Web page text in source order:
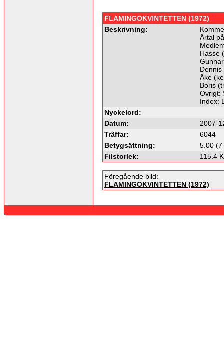
FLAMINGOKVINTETTEN (1972)
Beskrivning:
Årtal
Hasse
Åke
Boris
Övrigt:
Index:
Nyckelord:
Datum:
2007-
Träffar:
6044
Betygsättning:
5.00
Filstorlek:
115.4
Föregående bild:
FLAMINGOKVINTETTEN (1972)